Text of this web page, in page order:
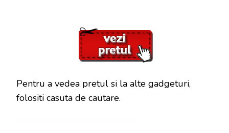
Pentru a vedea pretul si la alte gadgeturi,
folositi casuta de cautare.